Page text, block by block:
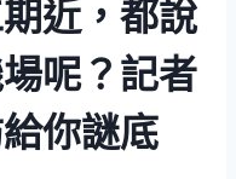
期近，都說
呢？記者
你謎底